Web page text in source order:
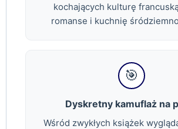
kochających kulturę
romanse i kuchnię
🎯
Dyskretny kamuflaż na
Wśród zwykłych książek